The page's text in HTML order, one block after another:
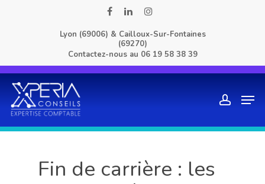
facebooklinkedininstagram
Lyon (69006) & Cailloux-Sur-Fontaines
(69270)
Contactez-nous au 06 19 58 38 39
Fin de carrière : les